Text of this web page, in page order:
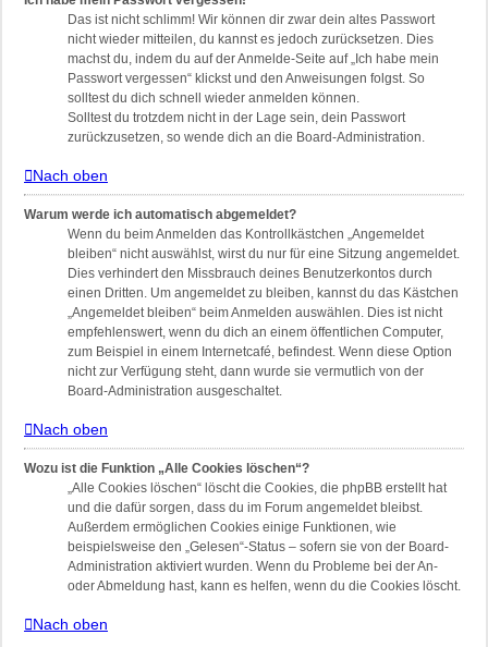
Das ist nicht schlimm! Wir können dir zwar dein altes Passwort
nicht wieder mitteilen, du kannst es jedoch zurücksetzen. Dies
machst du, indem du auf der Anmelde-Seite auf „Ich habe mein
Passwort vergessen“ klickst und den Anweisungen folgst. So
solltest du dich schnell wieder anmelden können.
Solltest du trotzdem nicht in der Lage sein, dein Passwort
zurückzusetzen, so wende dich an die Board-Administration.
Nach oben
Warum werde ich automatisch abgemeldet?
Wenn du beim Anmelden das Kontrollkästchen „Angemeldet
bleiben“ nicht auswählst, wirst du nur für eine Sitzung angemeldet.
Dies verhindert den Missbrauch deines Benutzerkontos durch
einen Dritten. Um angemeldet zu bleiben, kannst du das Kästchen
„Angemeldet bleiben“ beim Anmelden auswählen. Dies ist nicht
empfehlenswert, wenn du dich an einem öffentlichen Computer,
zum Beispiel in einem Internetcafé, befindest. Wenn diese Option
nicht zur Verfügung steht, dann wurde sie vermutlich von der
Board-Administration ausgeschaltet.
Nach oben
Wozu ist die Funktion „Alle Cookies löschen“?
„Alle Cookies löschen“ löscht die Cookies, die phpBB erstellt hat
und die dafür sorgen, dass du im Forum angemeldet bleibst.
Außerdem ermöglichen Cookies einige Funktionen, wie
beispielsweise den „Gelesen“-Status – sofern sie von der Board-
Administration aktiviert wurden. Wenn du Probleme bei der An-
oder Abmeldung hast, kann es helfen, wenn du die Cookies löscht.
Nach oben